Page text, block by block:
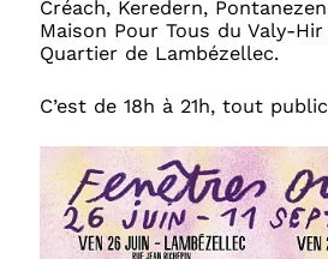
Créach, Keredern,
Maison Pour Tous du Valy-
Quartier de Lambézellec.
C’est de 18h à 21h, tout